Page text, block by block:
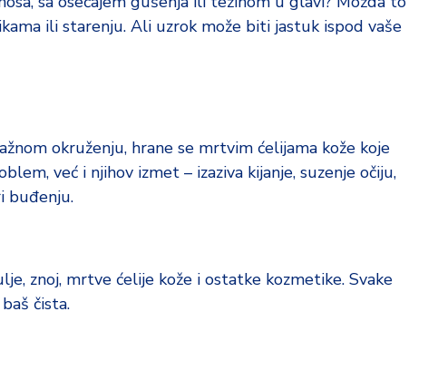
ili starenju. Ali uzrok može biti jastuk ispod vaše
okruženju, hrane se mrtvim ćelijama kože koje
već i njihov izmet – izaziva kijanje, suzenje očiju,
buđenju.
znoj, mrtve ćelije kože i ostatke kozmetike. Svake
čista.